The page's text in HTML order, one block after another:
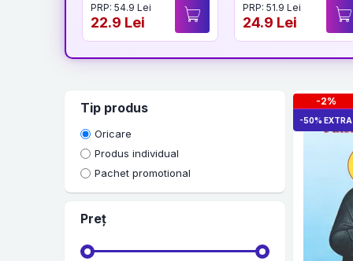
PRP: 54.9 Lei
22.9 Lei
PRP: 51.9 Lei
24.9 Lei
Tip produs
Oricare
Produs individual
Pachet promotional
Preț
-2%
-50% EXTRA